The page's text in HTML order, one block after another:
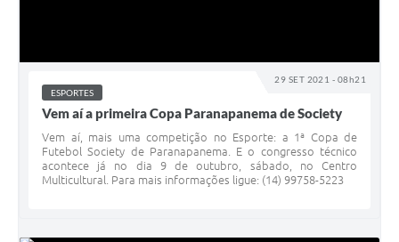
29 SET 2021 - 08h21
ESPORTES
Vem aí a primeira Copa Paranapanema de Society
Vem aí, mais uma competição no Esporte: a 1ª Copa de
Futebol Society de Paranapanema. E o congresso técnico
acontece já no dia 9 de outubro, sábado, no Centro
Multicultural. Para mais informações ligue: (14) 99758-5223